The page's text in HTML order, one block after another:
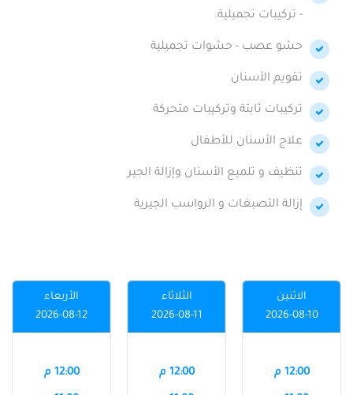
- تركيبات تجميلية.
حشو عصب - حشوات تجميلية
تقويم الأسنان
تركيبات ثابتة وتركيبات متحركة
علاج الأسنان للأطفال
تنظيف و تلميع الأسنان وإزالة الجير
إزالة التصبغات و الرواسب الجيرية
الاثنين
2026-08-10
12:00 م
الثلاثاء
2026-08-11
12:00 م
الأربعاء
2026-08-12
12:00 م